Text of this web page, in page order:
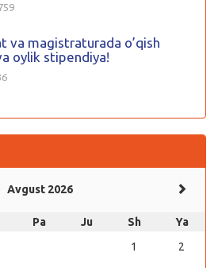
va magistraturada o’qish
oylik stipendiya!
Avgust 2026
Pa Ju Sh
Ya
1
2